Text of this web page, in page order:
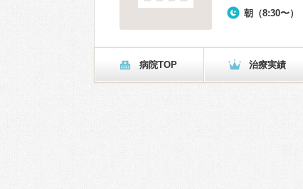
朝（8:30〜）
病院TOP 治療実績